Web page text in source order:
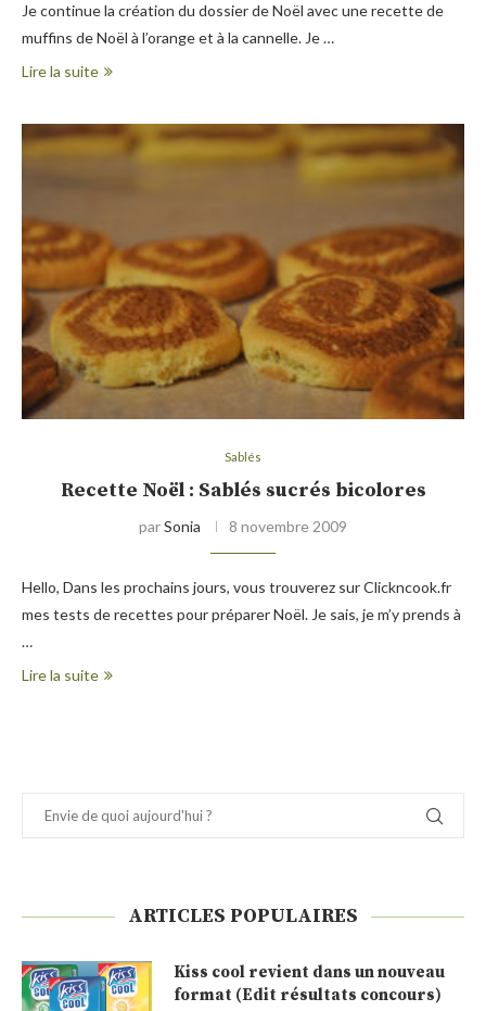
Je continue la création du dossier de Noël avec une recette de
muffins de Noël à l’orange et à la cannelle. Je …
Lire la suite
Sablés
Recette Noël : Sablés sucrés bicolores
parSonia 8 novembre 2009
Hello, Dans les prochains jours, vous trouverez sur Clickncook.fr
mes tests de recettes pour préparer Noël. Je sais, je m’y prends à
…
Lire la suite
ARTICLES POPULAIRES
Kiss cool revient dans un nouveau
format (Edit résultats concours)